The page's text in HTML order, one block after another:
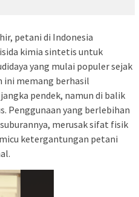
petani di Indonesia
kimia sintetis untuk
yang mulai populer sejak
ini memang berhasil
pendek, namun di balik
Penggunaan yang berlebihan
merusak sifat fisik
ketergantungan petani